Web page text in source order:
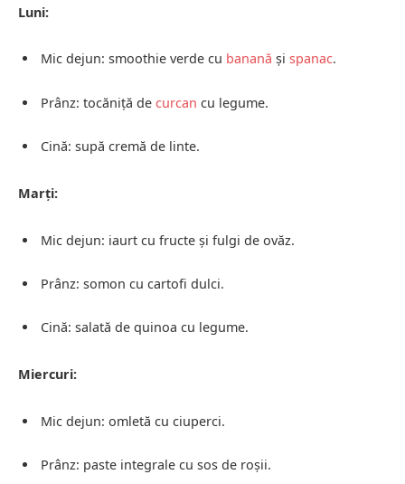
Luni:
Mic dejun: smoothie verde cu banană și spanac.
Prânz: tocăniță de curcan cu legume.
Cină: supă cremă de linte.
Marți:
Mic dejun: iaurt cu fructe și fulgi de ovăz.
Prânz: somon cu cartofi dulci.
Cină: salată de quinoa cu legume.
Miercuri:
Mic dejun: omletă cu ciuperci.
Prânz: paste integrale cu sos de roșii.